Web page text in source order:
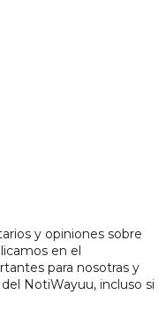
y opiniones sobre
en el
para nosotras y
NotiWayuu, incluso si